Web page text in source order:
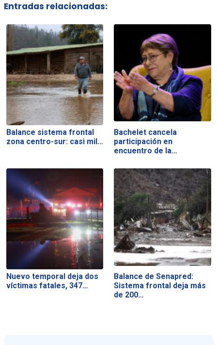
Entradas relacionadas:
Balance sistema frontal
zona centro-sur: casi mil…
Bachelet cancela
participación en
encuentro de la…
Nuevo temporal deja dos
víctimas fatales, 347…
Balance de Senapred:
Sistema frontal deja más
de 200…